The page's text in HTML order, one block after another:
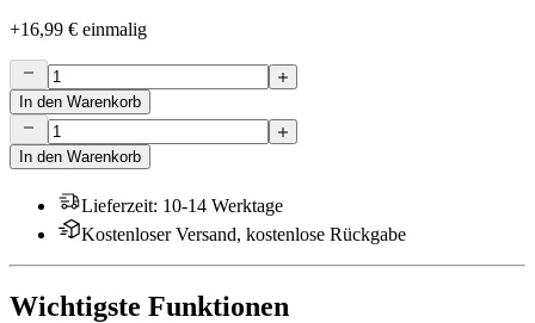
+16,99 € einmalig
In den Warenkorb
In den Warenkorb
Lieferzeit: 10-14 Werktage
Kostenloser Versand, kostenlose Rückgabe
Wichtigste Funktionen